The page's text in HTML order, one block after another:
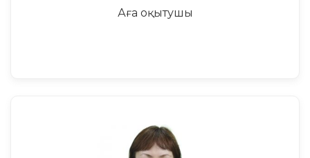
Аға оқытушы